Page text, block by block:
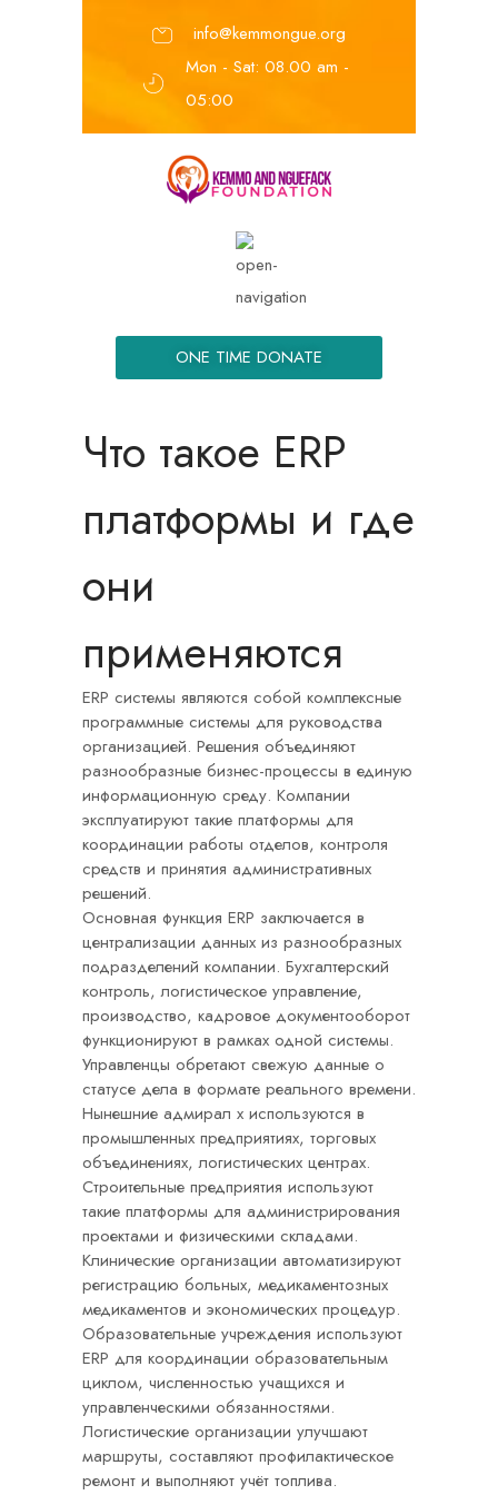
info@kemmongue.org
Mon - Sat: 08.00 am -
05:00
ONE TIME DONATE
Что такое ERP
платформы и где
они
применяются
ERP системы являются собой комплексные
программные системы для руководства
организацией. Решения объединяют
разнообразные бизнес-процессы в единую
информационную среду. Компании
эксплуатируют такие платформы для
координации работы отделов, контроля
средств и принятия административных
решений.
Основная функция ERP заключается в
централизации данных из разнообразных
подразделений компании. Бухгалтерский
контроль, логистическое управление,
производство, кадровое документооборот
функционируют в рамках одной системы.
Управленцы обретают свежую данные о
статусе дела в формате реального времени.
Нынешние адмирал х используются в
промышленных предприятиях, торговых
объединениях, логистических центрах.
Строительные предприятия используют
такие платформы для администрирования
проектами и физическими складами.
Клинические организации автоматизируют
регистрацию больных, медикаментозных
медикаментов и экономических процедур.
Образовательные учреждения используют
ERP для координации образовательным
циклом, численностью учащихся и
управленческими обязанностями.
Логистические организации улучшают
маршруты, составляют профилактическое
ремонт и выполняют учёт топлива.